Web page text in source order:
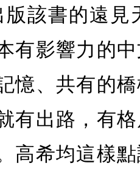
版該書的遠見
有影響力的
憶、共有的
有出路，有
高希均這樣